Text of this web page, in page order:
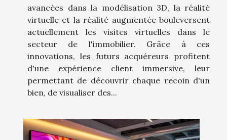
avancées dans la modélisation 3D, la réalité
virtuelle et la réalité augmentée bouleversent
actuellement les visites virtuelles dans le
secteur de l'immobilier. Grâce à ces
innovations, les futurs acquéreurs profitent
d'une expérience client immersive, leur
permettant de découvrir chaque recoin d'un
bien, de visualiser des...